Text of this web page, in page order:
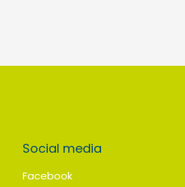
Social media
Facebook